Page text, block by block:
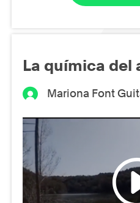
La química del
Mariona Font